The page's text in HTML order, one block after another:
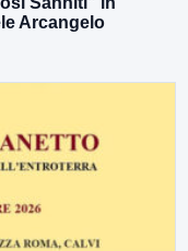
Arcangelo